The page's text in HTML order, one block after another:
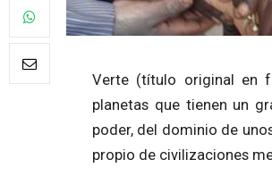
Verte (título original en
planetas que tienen un
poder, del dominio de
propio de civilizaciones